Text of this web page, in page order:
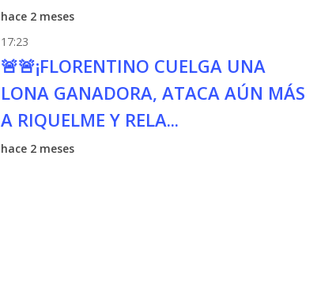
hace 2 meses
17:23
🚨🚨¡FLORENTINO CUELGA UNA
LONA GANADORA, ATACA AÚN MÁS
A RIQUELME Y RELA...
hace 2 meses